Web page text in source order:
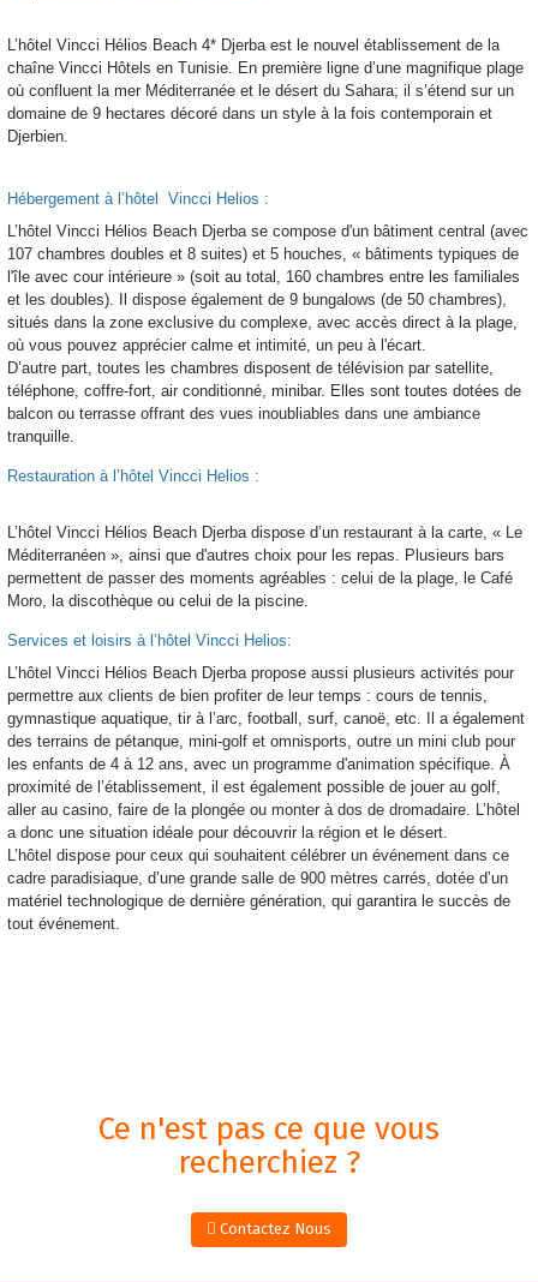
L’hôtel Vincci Hélios Beach 4* Djerba est le nouvel établissement de la
chaîne Vincci Hôtels en Tunisie. En première ligne d’une magnifique plage
où confluent la mer Méditerranée et le désert du Sahara; il s’étend sur un
domaine de 9 hectares décoré dans un style à la fois contemporain et
Djerbien.
Hébergement à l’hôtel Vincci Helios :
L’hôtel Vincci Hélios Beach Djerba se compose d'un bâtiment central (avec
107 chambres doubles et 8 suites) et 5 houches, « bâtiments typiques de
l'île avec cour intérieure » (soit au total, 160 chambres entre les familiales
et les doubles). Il dispose également de 9 bungalows (de 50 chambres),
situés dans la zone exclusive du complexe, avec accès direct à la plage,
où vous pouvez apprécier calme et intimité, un peu à l'écart.
D’autre part, toutes les chambres disposent de télévision par satellite,
téléphone, coffre-fort, air conditionné, minibar. Elles sont toutes dotées de
balcon ou terrasse offrant des vues inoubliables dans une ambiance
tranquille.
Restauration à l’hôtel Vincci Helios :
L’hôtel Vincci Hélios Beach Djerba dispose d’un restaurant à la carte, « Le
Méditerranéen », ainsi que d'autres choix pour les repas. Plusieurs bars
permettent de passer des moments agréables : celui de la plage, le Café
Moro, la discothèque ou celui de la piscine.
Services et loisirs à l’hôtel Vincci Helios:
L’hôtel Vincci Hélios Beach Djerba propose aussi plusieurs activités pour
permettre aux clients de bien profiter de leur temps : cours de tennis,
gymnastique aquatique, tir à l’arc, football, surf, canoë, etc. Il a également
des terrains de pétanque, mini-golf et omnisports, outre un mini club pour
les enfants de 4 à 12 ans, avec un programme d'animation spécifique. À
proximité de l’établissement, il est également possible de jouer au golf,
aller au casino, faire de la plongée ou monter à dos de dromadaire. L’hôtel
a donc une situation idéale pour découvrir la région et le désert.
L’hôtel dispose pour ceux qui souhaitent célébrer un événement dans ce
cadre paradisiaque, d’une grande salle de 900 mètres carrés, dotée d’un
matériel technologique de dernière génération, qui garantira le succès de
tout événement.
Ce n'est pas ce que vous
recherchiez ?
Contactez Nous